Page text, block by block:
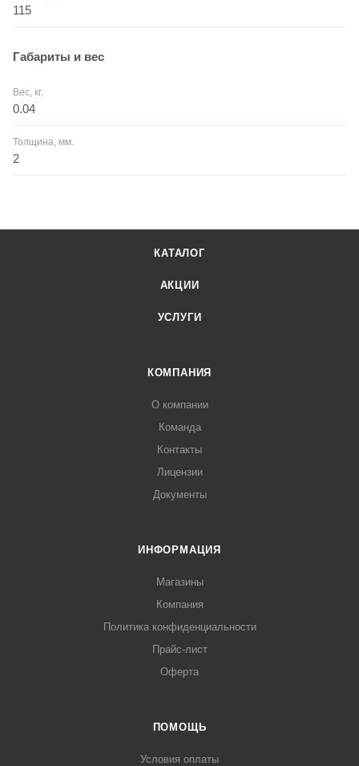
115
Габариты и вес
Вес, кг.
0.04
Толщина, мм.
2
КАТАЛОГ
АКЦИИ
УСЛУГИ
КОМПАНИЯ
О компании
Команда
Контакты
Лицензии
Документы
ИНФОРМАЦИЯ
Магазины
Компания
Политика конфиденциальности
Прайс-лист
Оферта
ПОМОЩЬ
Условия оплаты